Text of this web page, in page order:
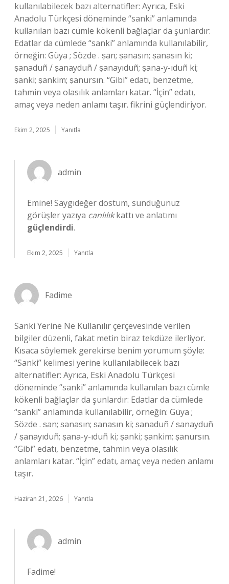
kullanılabilecek bazı alternatifler: Ayrıca, Eski
Anadolu Türkçesi döneminde “sanki” anlamında
kullanılan bazı cümle kökenli bağlaçlar da şunlardır:
Edatlar da cümlede “sanki” anlamında kullanılabilir,
örneğin: Güya ; Sözde . ṣan; ṣanasın; ṣanasın ki;
ṣanaduñ / ṣanayduñ / ṣanayıduñ; ṣana-y-ıduñ ki;
ṣanki; ṣankim; ṣanursın. “Gibi” edatı, benzetme,
tahmin veya olasılık anlamları katar. “İçin” edatı,
amaç veya neden anlamı taşır. fikrini güçlendiriyor.
Ekim 2, 2025 Yanıtla
admin
Emine! Saygıdeğer dostum, sunduğunuz
görüşler yazıya canlılıkkattı ve anlatımı
güçlendirdi.
Ekim 2, 2025 Yanıtla
Fadime
Sanki Yerine Ne Kullanılır çerçevesinde verilen
bilgiler düzenli, fakat metin biraz tekdüze ilerliyor.
Kısaca söylemek gerekirse benim yorumum şöyle:
“Sanki” kelimesi yerine kullanılabilecek bazı
alternatifler: Ayrıca, Eski Anadolu Türkçesi
döneminde “sanki” anlamında kullanılan bazı cümle
kökenli bağlaçlar da şunlardır: Edatlar da cümlede
“sanki” anlamında kullanılabilir, örneğin: Güya ;
Sözde . ṣan; ṣanasın; ṣanasın ki; ṣanaduñ / ṣanayduñ
/ ṣanayıduñ; ṣana-y-ıduñ ki; ṣanki; ṣankim; ṣanursın.
“Gibi” edatı, benzetme, tahmin veya olasılık
anlamları katar. “İçin” edatı, amaç veya neden anlamı
taşır.
Haziran 21, 2026 Yanıtla
admin
Fadime!